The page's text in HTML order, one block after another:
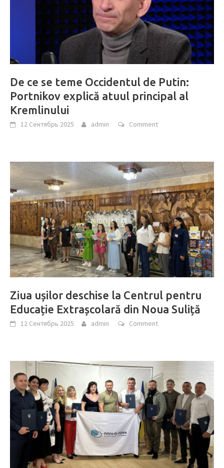
De ce se teme Occidentul de Putin:
Portnikov explică atuul principal al
Kremlinului
12 Сентябрь 2025 admin Comment
Ziua ușilor deschise la Centrul pentru
Educație Extrașcolară din Noua Suliță
12 Сентябрь 2025 admin Comment